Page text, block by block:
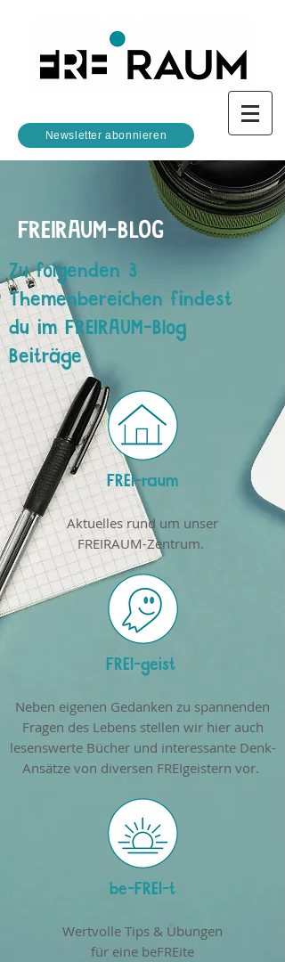
Newsletter abonnieren
FREIRAUM-BLOG
Zu folgenden 3
Themenbereichen findest
du im FREIRAUM-Blog
Beiträge
FREI-raum
Aktuelles rund um unser
FREIRAUM-Zentrum.
FREI-geist
Neben eigenen Gedanken zu spannenden
Fragen des Lebens stellen wir hier auch
lesenswerte Bücher und interessante Denk-
Ansätze von diversen FREIgeistern vor.
be-FREI-t
Wertvolle Tips & Übungen
für eine beFREite